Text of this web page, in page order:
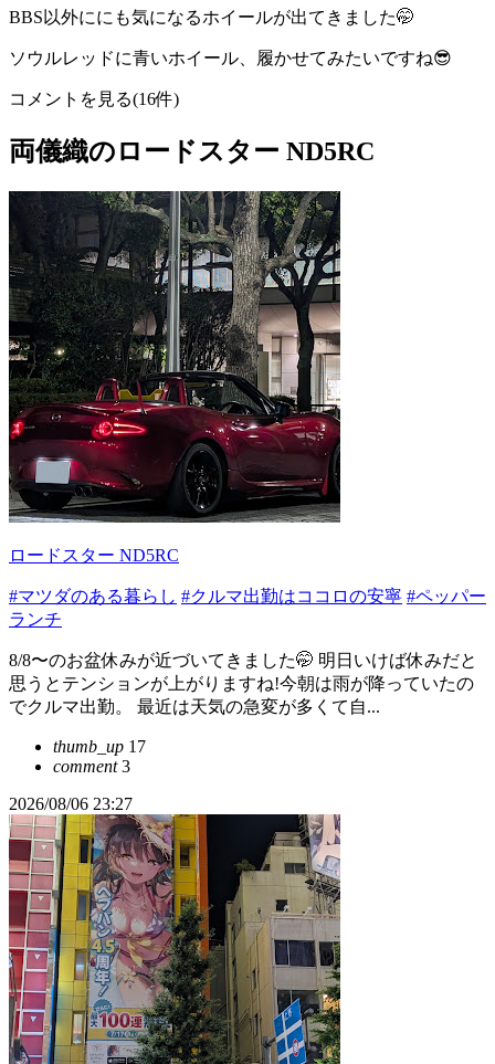
BBS以外ににも気になるホイールが出てきました🤭
ソウルレッドに青いホイール、履かせてみたいですね😎
コメントを見る(16件)
両儀織のロードスター ND5RC
ロードスター ND5RC
#マツダのある暮らし #クルマ出勤はココロの安寧 #ペッパー
ランチ
8/8〜のお盆休みが近づいてきました🤭 明日いけば休みだと
思うとテンションが上がりますね!今朝は雨が降っていたの
でクルマ出勤。 最近は天気の急変が多くて自...
thumb_up 17
comment3
2026/08/06 23:27